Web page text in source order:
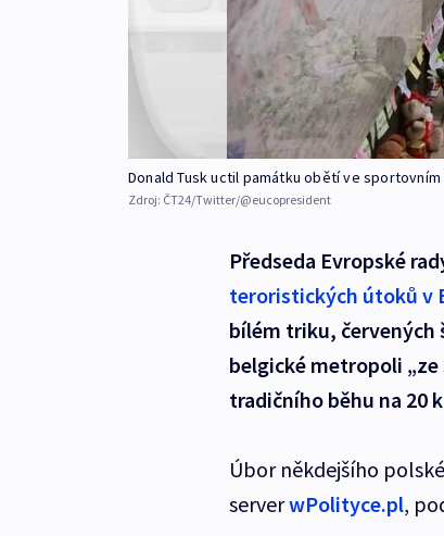
Donald Tusk uctil památku obětí ve sportovním
Zdroj: ČT24/Twitter/@eucopresident
Předseda Evropské
teroristických útoků v
bílém triku, červených
belgické metropoli
tradičního běhu na 20
Úbor někdejšího
serverwPolityce.pl,